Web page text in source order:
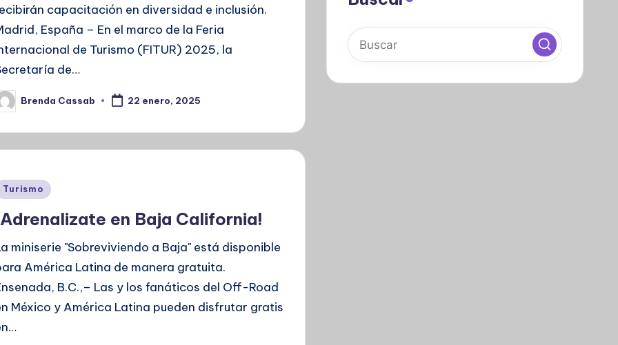
capacitación en diversidad e inclusión.
España – En el marco de la Feria
de Turismo (FITUR) 2025, la
de…
Brenda Cassab 22 enero, 2025
Turismo
en Baja California!
miniserie "Sobreviviendo a Baja" está disponible
América Latina de manera gratuita.
B.C.,– Las y los fanáticos del Off-Road
México y América Latina pueden disfrutar gratis